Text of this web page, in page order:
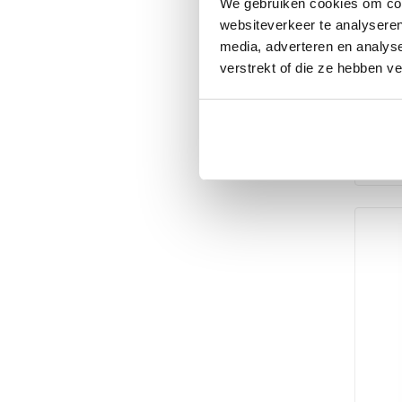
We gebruiken cookies om
websiteverkeer te
media, adverteren en
verstrekt of die ze hebben
mit
war:
ist: